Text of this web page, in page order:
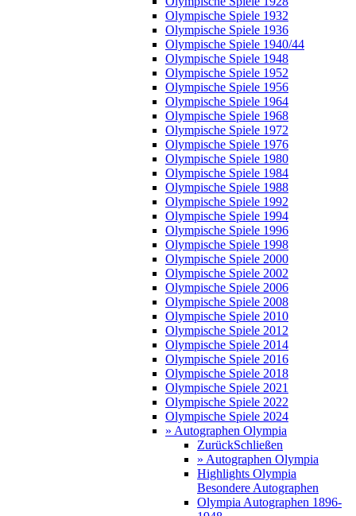
Olympische Spiele 1932
Olympische Spiele 1936
Olympische Spiele 1940/44
Olympische Spiele 1948
Olympische Spiele 1952
Olympische Spiele 1956
Olympische Spiele 1964
Olympische Spiele 1968
Olympische Spiele 1972
Olympische Spiele 1976
Olympische Spiele 1980
Olympische Spiele 1984
Olympische Spiele 1988
Olympische Spiele 1992
Olympische Spiele 1994
Olympische Spiele 1996
Olympische Spiele 1998
Olympische Spiele 2000
Olympische Spiele 2002
Olympische Spiele 2006
Olympische Spiele 2008
Olympische Spiele 2010
Olympische Spiele 2012
Olympische Spiele 2014
Olympische Spiele 2016
Olympische Spiele 2018
Olympische Spiele 2021
Olympische Spiele 2022
Olympische Spiele 2024
» Autographen Olympia
ZurückSchließen
» Autographen Olympia
Highlights Olympia
Besondere Autographen
Olympia Autographen 1896-